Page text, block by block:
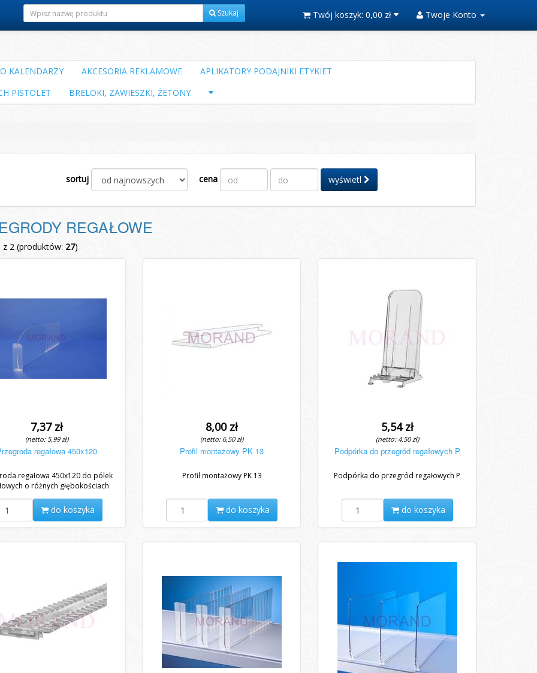
Szukaj Twój koszyk: 0,00 zł Twoje Konto
KALENDARZY AKCESORIA REKLAMOWE
APLIKATORY PODAJNIKI ETYKIET
PISTOLET
BRELOKI, ZAWIESZKI, ŻETONY
sortuj cena wyświetl
REGAŁOWE
2 (produktów: 27)
7,37 zł
(netto: 5,99 zł)
regałowa 450x120
regałowa 450x120 do pólek
o różnych głębokościach
do koszyka
8,00 zł
(netto: 6,50 zł)
Profil montażowy PK 13
Profil montażowy PK 13
do koszyka
5,54 zł
(netto: 4,50 zł)
Podpórka do przegród regałowych P
Podpórka do przegród regałowych P
do koszyka